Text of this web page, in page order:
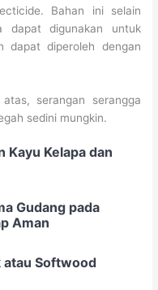
Bahan ini selain
dapat digunakan untuk
dapat diperoleh dengan
serangan serangga
sedini mungkin.
Kayu Kelapa dan
Gudang pada
Aman
atau Softwood